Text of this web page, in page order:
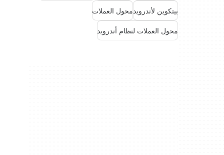
بيتكوين لأندرويدمحول العملات
محول العملات لنظام أندرويد